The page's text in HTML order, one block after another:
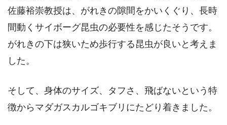
佐藤裕崇教授は、がれきの隙間をかいくぐり、長時
間動くサイボーグ昆虫の必要性を感じたそうです。
がれきの下は狭いため歩行する昆虫が良いと考えま
した。
そして、身体のサイズ、タフさ、飛ばないという特
徴からマダガスカルゴキブリにたどり着きました。